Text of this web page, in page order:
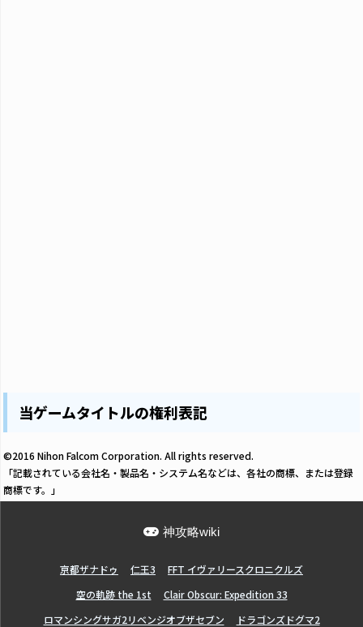
当ゲームタイトルの権利表記
©2016 Nihon Falcom Corporation. All rights reserved.
「記載されている会社名・製品名・システム名などは、各社の商標、または登録
商標です。」
神攻略wiki
亰都ザナドゥ 仁王3
FFT イヴァリースクロニクルズ
空の軌跡 the 1st
Clair Obscur: Expedition 33
ロマンシングサガ2リベンジオブザセブン
ドラゴンズドグマ2